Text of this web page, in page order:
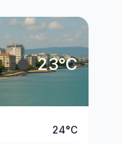
23°C
24°C